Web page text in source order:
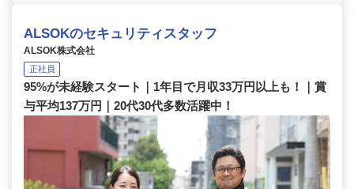
ALSOKのセキュリティスタッフ
ALSOK株式会社
正社員
95%が未経験スタート｜1年目で月収33万円以上も！｜賞
与平均137万円｜20代30代多数活躍中！